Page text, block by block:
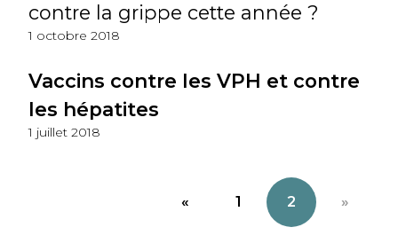
contre la grippe cette année ?
1 octobre 2018
Vaccins contre les VPH et contre
les hépatites
1 juillet 2018
« 1 2 »